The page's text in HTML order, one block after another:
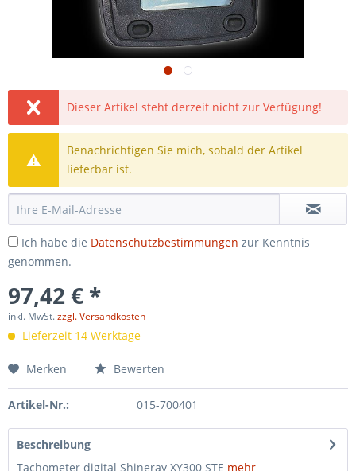
Dieser Artikel steht derzeit nicht zur Verfügung!
Benachrichtigen Sie mich, sobald der Artikel
lieferbar ist.
Ich habe die Datenschutzbestimmungen zur Kenntnis
genommen.
97,42 € *
inkl. MwSt.zzgl. Versandkosten
Lieferzeit 14 Werktage
Merken Bewerten
Artikel-Nr.: 015-700401
Beschreibung
Tachometer digital Shineray XY300 STE mehr